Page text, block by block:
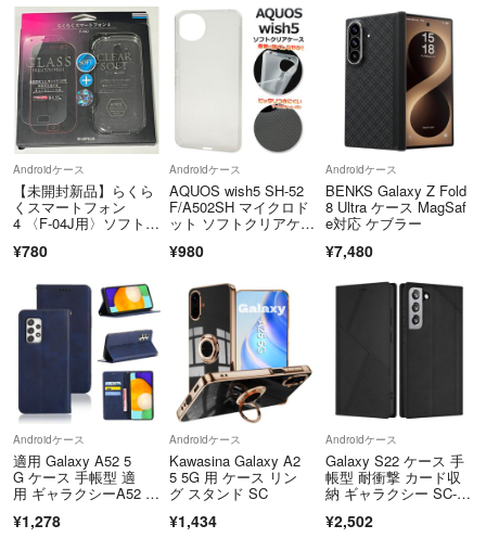
Androidケース
【未開封新品】らくら
くスマートフォン
4 〈F-04J用〉ソフトケ
¥780
Androidケース
AQUOS wish5 SH-52
F/A502SH マイクロド
ット ソフトクリアケー
¥980
Androidケース
BENKS Galaxy Z Fold
8 Ultra ケース MagSaf
e対応 ケブラー
¥7,480
Androidケース
適用 Galaxy A52 5
G ケース 手帳型 適
用 ギャラクシーA52 5
¥1,278
Androidケース
Kawasina Galaxy A2
5 5G 用 ケース リン
グ スタンド SC
¥1,434
Androidケース
Galaxy S22 ケース 手
帳型 耐衝撃 カード収
納 ギャラクシー SC-51
型 スタンド機能 高
¥2,502